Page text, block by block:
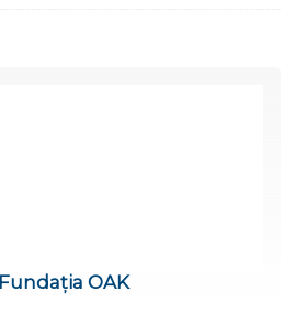
Fundația OAK